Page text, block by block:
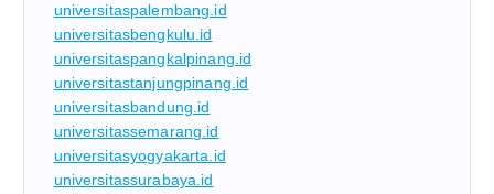
universitaspalembang.id
universitasbengkulu.id
universitaspangkalpinang.id
universitastanjungpinang.id
universitasbandung.id
universitassemarang.id
universitasyogyakarta.id
universitassurabaya.id